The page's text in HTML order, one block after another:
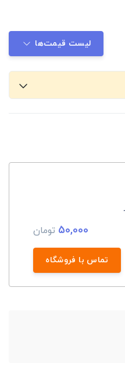
لیست قیمت‌ها
50,000 تومان
تماس با فروشگاه